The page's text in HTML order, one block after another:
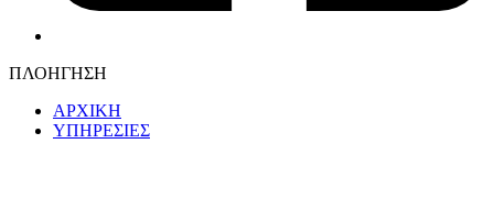
ΠΛΟΗΓΗΣΗ
ΑΡΧΙΚΗ
ΥΠΗΡΕΣΙΕΣ